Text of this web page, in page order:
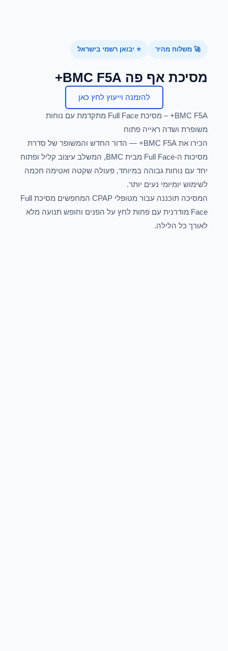
🚀 משלוח מהיר ⭐ יבואן רשמי בישראל
מסיכת אף פה BMC F5A+
להזמנה וייעוץ לחץ כאן
BMC F5A+ – מסיכת Full Face מתקדמת עם נוחות
משופרת ושדה ראייה פתוח
הכירו את BMC F5A+ — הדור החדש והמשופר של סדרת
מסיכות ה-Full Face מבית BMC, המשלב עיצוב קליל ופתוח
יחד עם נוחות גבוהה במיוחד, פעולה שקטה ואטימה חכמה
לשימוש יומיומי נעים יותר.
המסיכה תוכננה עבור מטופלי CPAP המחפשים מסיכת Full
Face מודרנית עם פחות לחץ על הפנים וחופש תנועה מלא
לאורך כל הלילה.